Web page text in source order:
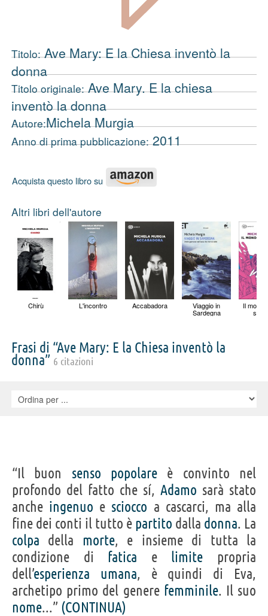
Titolo:Ave Mary: E la Chiesa inventò la
donna
Titolo originale:Ave Mary. E la chiesa
inventò la donna
Autore:Michela Murgia
Anno di prima pubblicazione:2011
Acquista questo libro su
Altri libri dell'autore
Chirù L'incontro Accabadora Viaggio in
Sardegna
Il
Frasi di “Ave Mary: E la Chiesa inventò la
donna” 6 citazioni
“Il buon senso popolare è convinto nel
profondo del fatto che sí, Adamo sarà stato
anche ingenuo e sciocco a cascarci, ma alla
fine dei conti il tutto è partito dalla donna. La
colpa della morte, e insieme di tutta la
condizione di fatica e limite propria
dell’esperienza umana, è quindi di Eva,
archetipo primo del genere femminile. Il suo
nome...” (CONTINUA)